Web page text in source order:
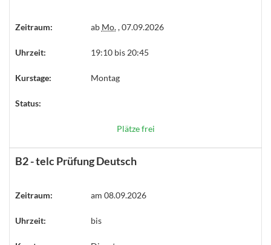
Zeitraum: ab Mo., 07.09.2026
Uhrzeit: 19:10 bis 20:45
Kurstage: Montag
Status:
Plätze frei
B2 - telc Prüfung Deutsch
Zeitraum: am 08.09.2026
Uhrzeit: bis